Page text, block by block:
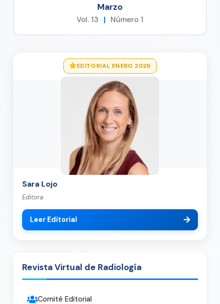
Marzo
Vol. 13 | Número 1
EDITORIAL ENERO 2026
Sara Lojo
Editora
Leer Editorial
Revista Virtual de Radiología
Comité Editorial